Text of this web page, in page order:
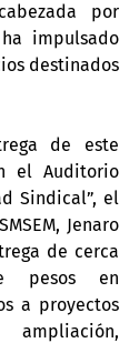
por
impulsado
destinados
de este
el Auditorio
Sindical”, el
Jenaro
de cerca
pesos en
a proyectos
ampliación,